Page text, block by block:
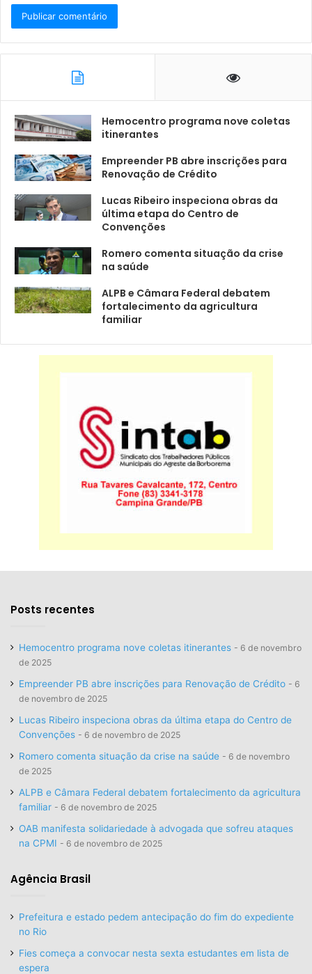
Hemocentro programa nove coletas
itinerantes
Empreender PB abre inscrições para
Renovação de Crédito
Lucas Ribeiro inspeciona obras da
última etapa do Centro de
Convenções
Romero comenta situação da crise
na saúde
ALPB e Câmara Federal debatem
fortalecimento da agricultura
familiar
Posts recentes
Hemocentro programa nove coletas itinerantes
6 de novembro
de 2025
Empreender PB abre inscrições para Renovação de Crédito
6
de novembro de 2025
Lucas Ribeiro inspeciona obras da última etapa do Centro de
Convenções
6 de novembro de 2025
Romero comenta situação da crise na saúde
6 de novembro
de 2025
ALPB e Câmara Federal debatem fortalecimento da agricultura
familiar
6 de novembro de 2025
OAB manifesta solidariedade à advogada que sofreu ataques
na CPMI
6 de novembro de 2025
Agência Brasil
Prefeitura e estado pedem antecipação do fim do expediente
no Rio
Fies começa a convocar nesta sexta estudantes em lista de
espera